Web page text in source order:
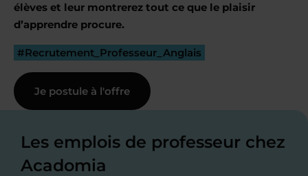
élèves et leur montrerez tout ce que le plaisir
d’apprendre procure.
#Recrutement_Professeur_Anglais
Je postule à l'offre
Les emplois de professeur chez
Acadomia